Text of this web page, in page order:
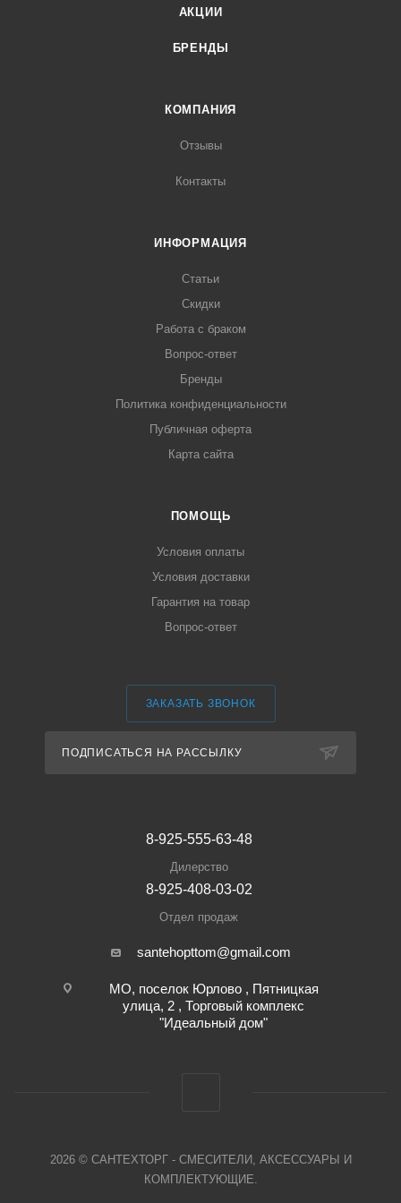
АКЦИИ
БРЕНДЫ
КОМПАНИЯ
Отзывы
Контакты
ИНФОРМАЦИЯ
Статьи
Скидки
Работа с браком
Вопрос-ответ
Бренды
Политика конфиденциальности
Публичная оферта
Карта сайта
ПОМОЩЬ
Условия оплаты
Условия доставки
Гарантия на товар
Вопрос-ответ
ЗАКАЗАТЬ ЗВОНОК
ПОДПИСАТЬСЯ НА РАССЫЛКУ
8-925-555-63-48
Дилерство
8-925-408-03-02
Отдел продаж
santehopttom@gmail.com
МО, поселок Юрлово , Пятницкая
улица, 2 , Торговый комплекс
"Идеальный дом"
2026 © САНТЕХТОРГ - СМЕСИТЕЛИ, АКСЕССУАРЫ И
КОМПЛЕКТУЮЩИЕ.